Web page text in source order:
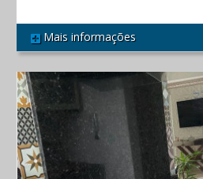
REF 518
Mais informações